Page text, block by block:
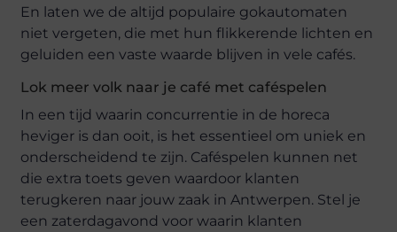
En laten we de altijd populaire gokautomaten
niet vergeten, die met hun flikkerende lichten en
geluiden een vaste waarde blijven in vele cafés.
Lok meer volk naar je café met caféspelen
In een tijd waarin concurrentie in de horeca
heviger is dan ooit, is het essentieel om uniek en
onderscheidend te zijn. Caféspelen kunnen net
die extra toets geven waardoor klanten
terugkeren naar jouw zaak in Antwerpen. Stel je
een zaterdagavond voor waarin klanten